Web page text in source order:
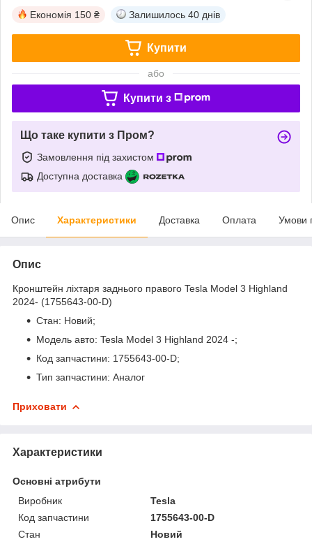
Економія 150 ₴ Залишилось 40 днів
Купити
або
Купити з
Що таке купити з Пром?
Замовлення під захистом
Доступна доставка
Опис Характеристики Доставка Оплата Умови
Опис
Кронштейн ліхтаря заднього правого Tesla Model 3 Highland
2024- (1755643-00-D)
Стан: Новий;
Модель авто: Tesla Model 3 Highland 2024 -;
Код запчастини: 1755643-00-D;
Тип запчастини: Аналог
Приховати
Характеристики
Основні атрибути
Виробник
Tesla
Код запчастини
1755643-00-D
Стан
Новий